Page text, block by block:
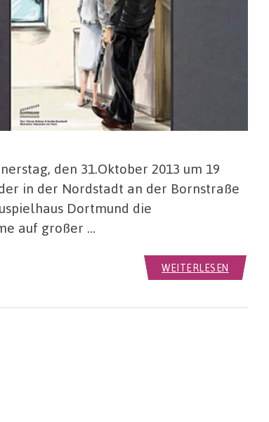
den 31.Oktober 2013 um 19
in der Nordstadt an der Bornstraße
Dortmund die
auf großer …
WEITERLESEN